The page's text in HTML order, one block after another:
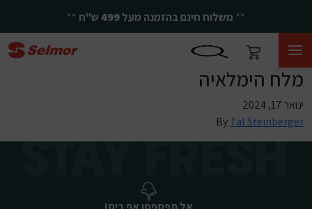
** משלוח חינם בהזמנה מעל499ש"ח **
מלח הימלאיה
ינואר 17, 2024
ByTal Steinberger